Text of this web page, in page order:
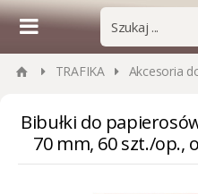
TRAFIKA Akcesoria
Bibułki do
70 mm, 60 szt./op.,